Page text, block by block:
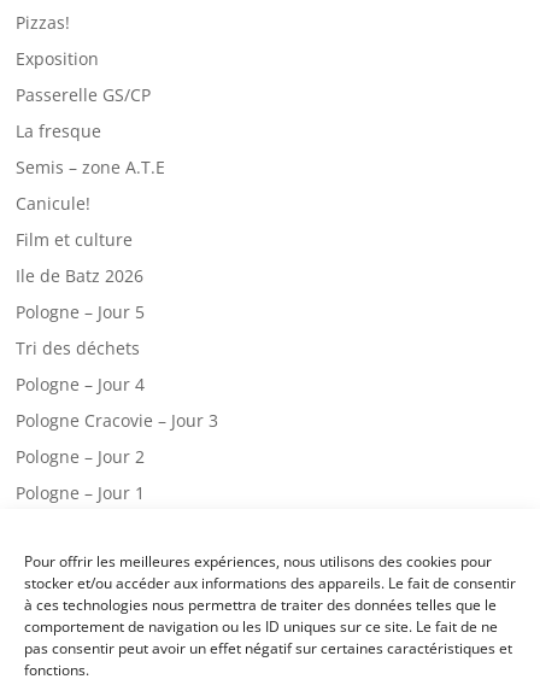
Pour offrir les meilleures expériences, nous utilisons des cookies pour
stocker et/ou accéder aux informations des appareils. Le fait de consentir
à ces technologies nous permettra de traiter des données telles que le
comportement de navigation ou les ID uniques sur ce site. Le fait de ne
pas consentir peut avoir un effet négatif sur certaines caractéristiques et
fonctions.
Pizzas!
Exposition
Passerelle GS/CP
La fresque
Semis – zone A.T.E
Canicule!
Film et culture
Ile de Batz 2026
Pologne – Jour 5
Tri des déchets
Pologne – Jour 4
Pologne Cracovie – Jour 3
Pologne – Jour 2
Pologne – Jour 1
Une visite chez les pompiers!
Classe de mer – jour 3
Classe de mer – jour 2